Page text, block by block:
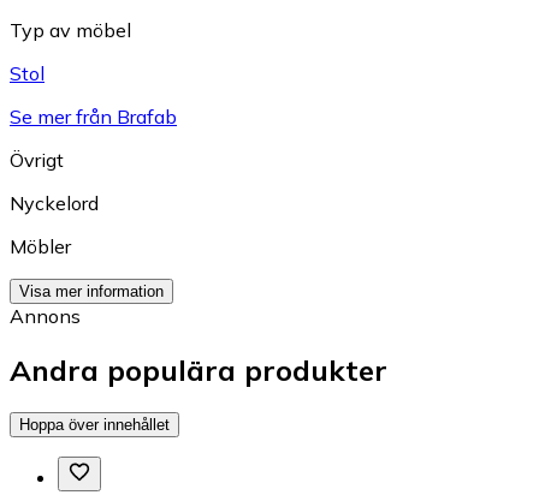
Typ av möbel
Stol
Se mer från Brafab
Övrigt
Nyckelord
Möbler
Visa mer information
Annons
Andra populära produkter
Hoppa över innehållet